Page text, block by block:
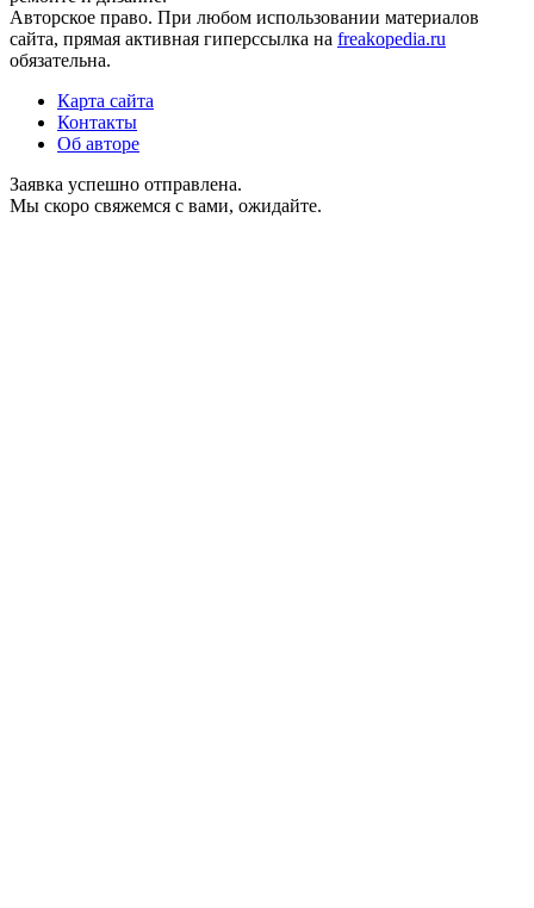
Авторское право. При любом использовании материалов
сайта, прямая активная гиперссылка на freakopedia.ru
обязательна.
Карта сайта
Контакты
Об авторе
Заявка успешно отправлена.
Мы скоро свяжемся с вами, ожидайте.